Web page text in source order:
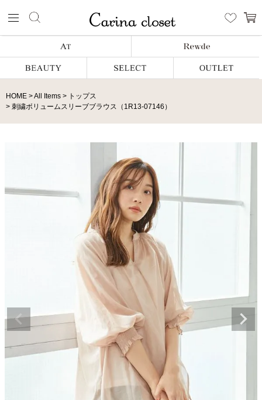
HOME All Items
トップス
刺繍ボリュームスリーブブラウス（1R13-07146）